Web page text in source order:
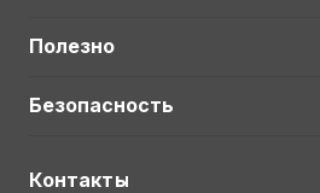
Полезно
Безопасность
Контакты